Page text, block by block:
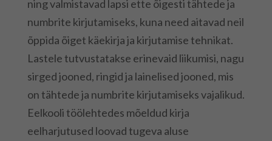
ning valmistavad lapsi ette õigesti tähtede ja
numbrite kirjutamiseks, kuna need aitavad neil
õppida õiget käekirja ja kirjutamise tehnikat.
Lastele tutvustatakse erinevaid liikumisi, nagu
sirged jooned, ringid ja lainelised jooned, mis
on tähtede ja numbrite kirjutamiseks vajalikud.
Eelkooli töölehtedes mõeldud kirja
eelharjutused loovad tugeva aluse